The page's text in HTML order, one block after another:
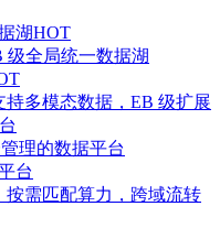
湖HOT
级全局统一数据湖
多模态数据，EB 级扩展
理的数据平台
台
按需匹配算力，跨域流转